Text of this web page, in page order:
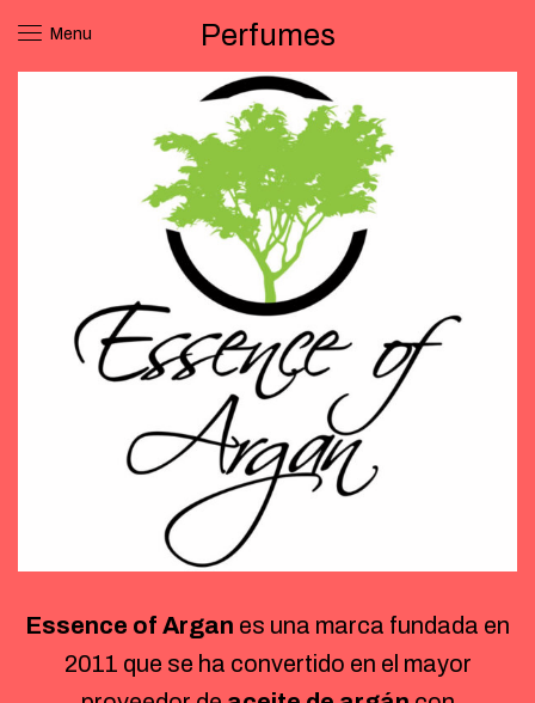
Menu Perfumes
Essence of Argan es una marca fundada en
2011 que se ha convertido en el mayor